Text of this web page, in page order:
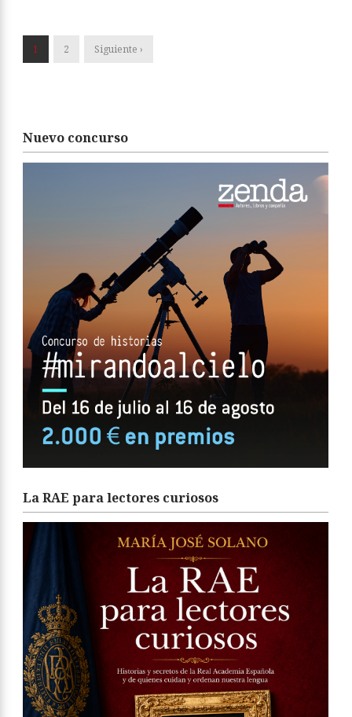
1 2 Siguiente ›
Nuevo concurso
La RAE para lectores curiosos